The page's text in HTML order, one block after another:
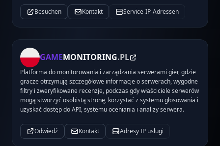
Besuchen Kontakt Service-IP-Adressen
GAMEMONITORING.PL
Platforma do monitorowania i zarządzania serwerami gier, gdzie
gracze otrzymują szczegółowe informacje o serwerach, wygodne
filtry i zweryfikowane recenzje, podczas gdy właściciele serwerów
mogą stworzyć osobistą stronę, korzystać z systemu głosowania i
uzyskać dostęp do API, systemu oceniania i analizy serwera.
Odwiedź Kontakt Adresy IP usługi